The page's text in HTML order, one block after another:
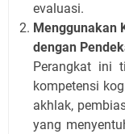
evaluasi.
Menggunakan
dengan
Perangkat ini
kompetensi
akhlak,
yang